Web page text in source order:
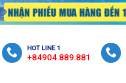
HOT LINE 1
+84904.889.881